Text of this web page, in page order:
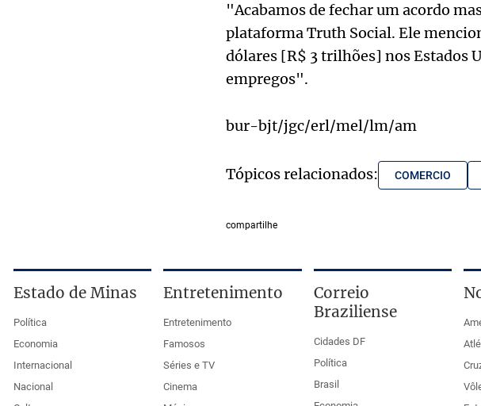
"Acabamos de fechar um acordo
plataforma Truth Social. Ele
dólares [R$ 3 trilhões] nos Estados
empregos".
bur-bjt/jgc/erl/mel/lm/am
Tópicos relacionados: COMERCIO
compartilhe
Estado de Minas
Política
Economia
Internacional
Nacional
Entretenimento
Entretenimento
Famosos
Séries e TV
Cinema
Correio
Braziliense
Cidades DF
Política
Brasil